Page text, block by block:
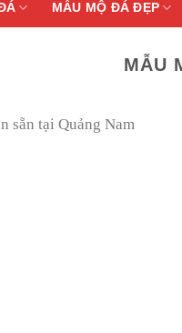
MẪU MỘ ĐÁ ĐẸP
MẪU